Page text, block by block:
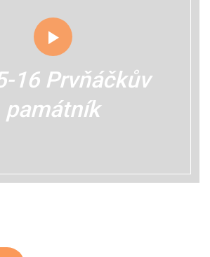
16 Prvňáčkův
památník